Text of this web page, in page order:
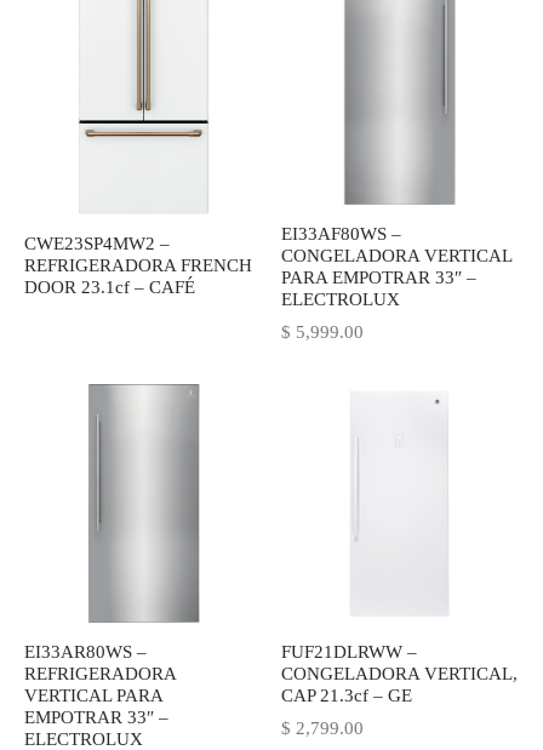
CWE23SP4MW2 –
REFRIGERADORA FRENCH
DOOR 23.1cf – CAFÉ
EI33AF80WS –
CONGELADORA VERTICAL
PARA EMPOTRAR 33″ –
ELECTROLUX
$ 5,999.00
EI33AR80WS –
REFRIGERADORA
VERTICAL PARA
EMPOTRAR 33″ –
ELECTROLUX
FUF21DLRWW –
CONGELADORA VERTICAL,
CAP 21.3cf – GE
$ 2,799.00